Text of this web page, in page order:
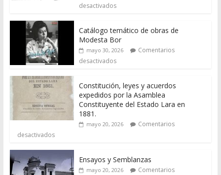
desactivados
Catálogo temático de obras de
Modesta Bor
mayo 30, 2026
Comentarios
desactivados
Constitución, leyes y acuerdos
expedidos por la Asamblea
Constituyente del Estado Lara en
1881.
mayo 20, 2026
Comentarios
desactivados
Ensayos y Semblanzas
mayo 20, 2026
Comentarios